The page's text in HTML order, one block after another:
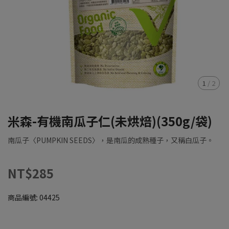
1 / 2
米森-有機南瓜子仁(未烘焙)(350g/袋)
南瓜子〈PUMPKIN SEEDS〉，是南瓜的成熟種子，又稱白瓜子。
NT$285
商品編號: 04425